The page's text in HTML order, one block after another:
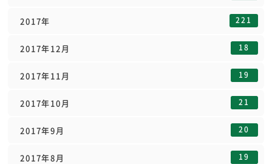
2017年 221
2017年12月 18
2017年11月 19
2017年10月 21
2017年9月 20
2017年8月 19